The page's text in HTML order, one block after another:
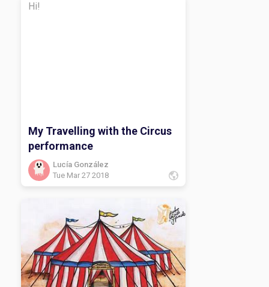
Hi!
My Travelling with the Circus
performance
Lucía González
Tue Mar 27 2018